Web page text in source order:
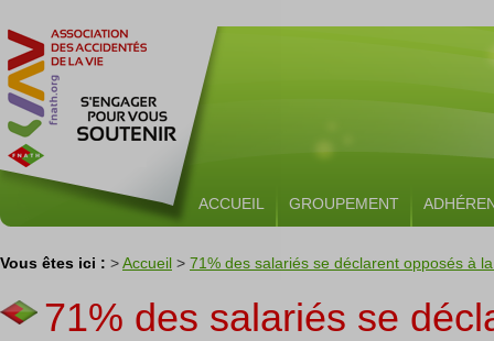
ACCUEIL GROUPEMENT
Vous êtes ici : >Accueil > 71% des salariés se déclarent opposés à
71% des salariés se